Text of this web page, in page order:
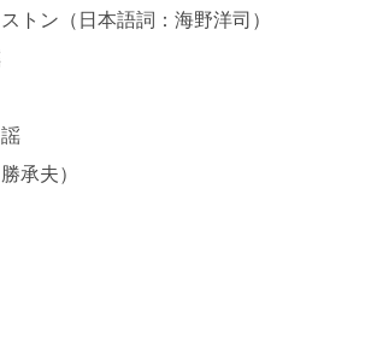
ン（日本語詞：海野洋司）
謡
承夫）